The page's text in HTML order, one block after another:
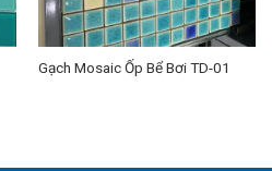
Gạch Mosaic Ốp Bể Bơi TD-01